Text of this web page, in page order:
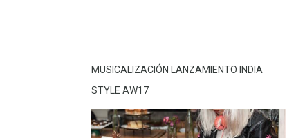
MUSICALIZACIÓN LANZAMIENTO INDIA
STYLE AW17